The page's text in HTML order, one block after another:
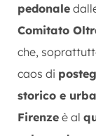
pedonale
Comitato
che,
caos di
storico e
Firenze è al